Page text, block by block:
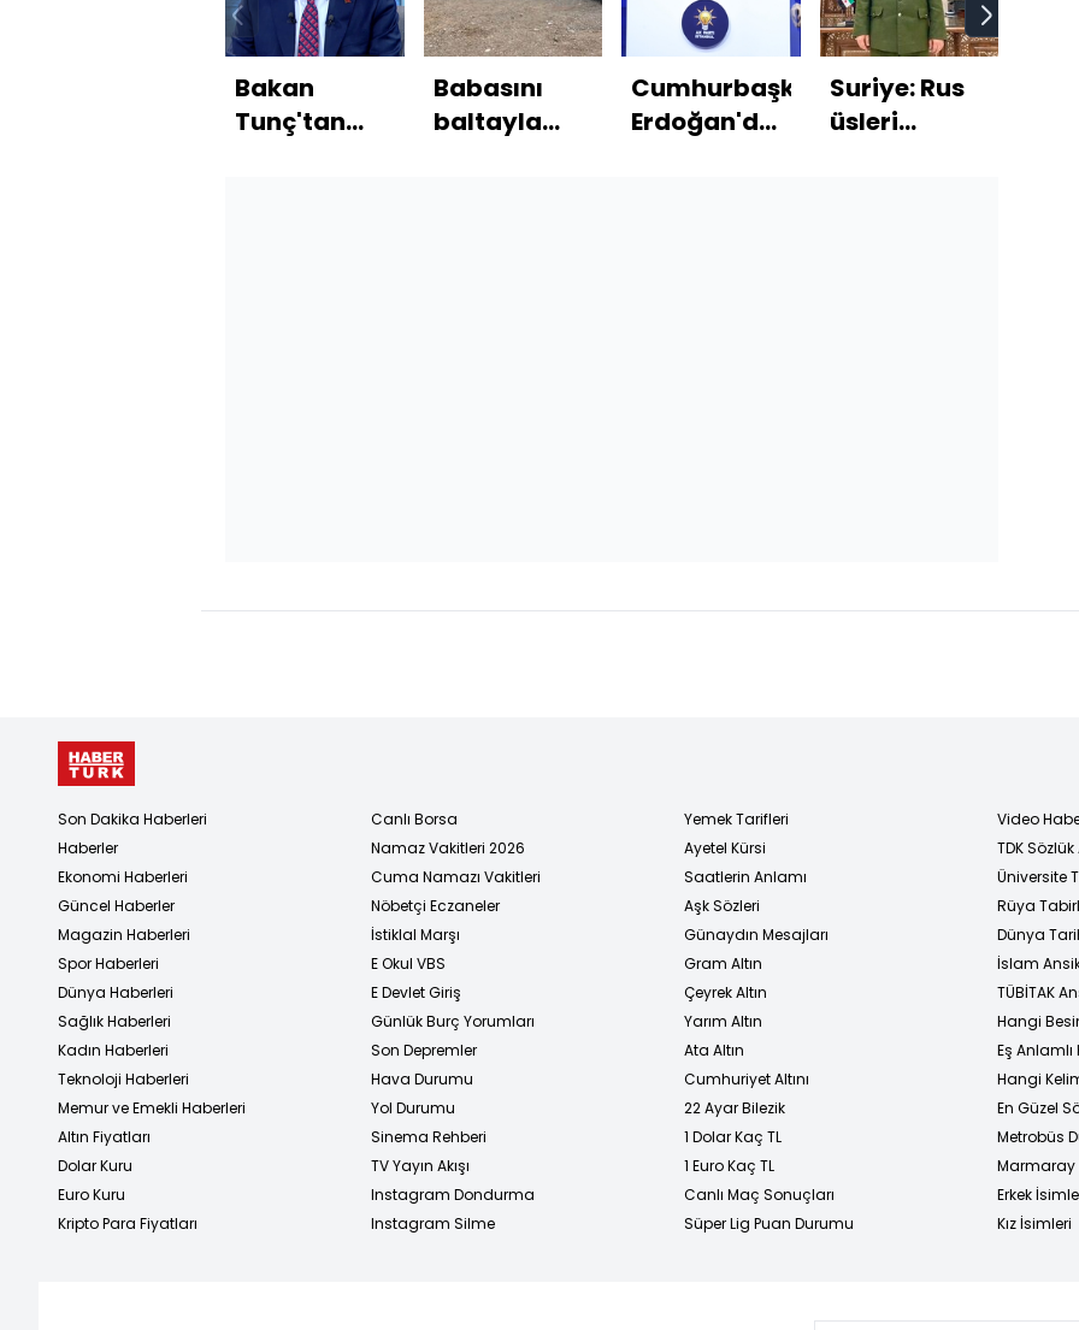
Bakan
Tunç'tan
Babasını
baltayla
Cumhurbaşkanı
Erdoğan'dan
Suriye: Rus
üsleri
Son Dakika Haberleri
Haberler
Ekonomi Haberleri
Güncel Haberler
Magazin Haberleri
Spor Haberleri
Dünya Haberleri
Sağlık Haberleri
Kadın Haberleri
Teknoloji Haberleri
Memur ve Emekli Haberleri
Altın Fiyatları
Dolar Kuru
Euro Kuru
Kripto Para Fiyatları
Canlı Borsa
Namaz Vakitleri 2026
Cuma Namazı Vakitleri
Nöbetçi Eczaneler
İstiklal Marşı
E Okul VBS
E Devlet Giriş
Günlük Burç Yorumları
Son Depremler
Hava Durumu
Yol Durumu
Sinema Rehberi
TV Yayın Akışı
Instagram Dondurma
Instagram Silme
Yemek Tarifleri
Ayetel Kürsi
Saatlerin Anlamı
Aşk Sözleri
Günaydın Mesajları
Gram Altın
Çeyrek Altın
Yarım Altın
Ata Altın
Cumhuriyet Altını
22 Ayar Bilezik
1 Dolar Kaç TL
1 Euro Kaç TL
Canlı Maç Sonuçları
Süper Lig Puan Durumu
Video
TDK
Üniversite
Rüya
Dünya
İslam
TÜBİTAK
Hangi
Eş
Hangi
En Güzel
Metrobüs
Marmaray
Erkek
Kız İsimleri